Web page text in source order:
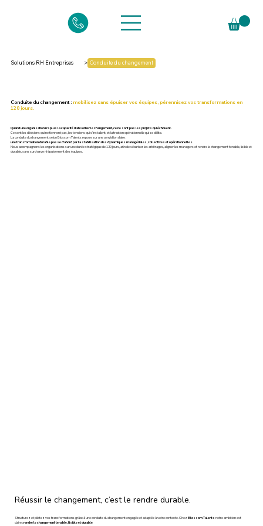
Solutions RH Entreprises > Conduite du changement
Conduite du changement :mobilisez sans épuiser vos équipes, pérennisez vos transformations en
120 jours.
Quand une organisation n’a plus la capacité d’absorber le changement, ce ne sont pas les projets qui échouent.
Ce sont les décisions qui ne tiennent pas, les tensions qui s’installent, et la traction opérationnelle qui se délite.
La conduite du changement selon Blossom Talents repose sur une conviction claire :
une transformation durable passe d’abord par la stabilisation des dynamiques managériales, collectives et opérationnelles.
Nous accompagnons les organisations sur une durée stratégique de 120 jours, afin de sécuriser les arbitrages, aligner les managers et rendre le changement tenable, lisible et
durable, sans surcharge ni épuisement des équipes.
Réussir le changement, c’est le rendre durable.
Structurez et pilotez vos transformations grâce à une conduite du changement engagée et adaptée à votre contexte. ChezBlossom Talents notre ambition est
claire :rendre le changement tenable, lisible et durable